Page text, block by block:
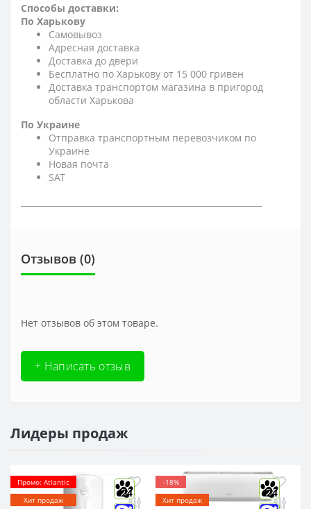
Способы доставки:
По Харькову
Самовывоз
Адресная доставка
Доставка до двери
Бесплатно по Харькову от 15 000 гривен
Доставка транспортом магазина в пригород
области Харькова
По Украине
Отправка транспортным перевозчиком по
Украине
Новая почта
SAT
Отзывов (0)
Нет отзывов об этом товаре.
+ Написать отзыв
Лидеры продаж
Промо: Atlantic
Хит продаж
24
-18%
Хит продаж
24